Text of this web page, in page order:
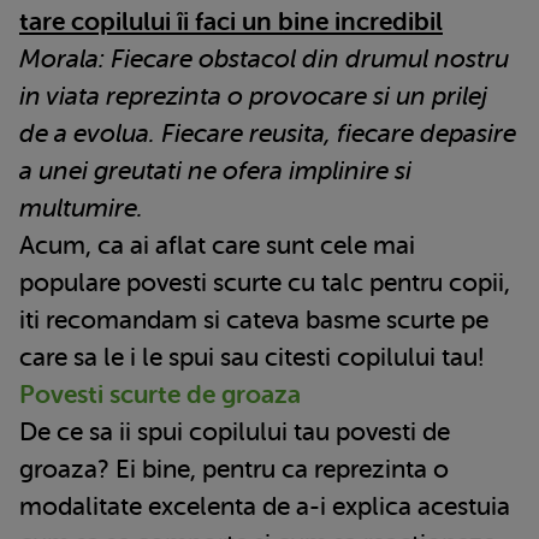
tare copilului îi faci un bine incredibil
Morala: Fiecare obstacol din drumul nostru
in viata reprezinta o provocare si un prilej
de a evolua. Fiecare reusita, fiecare depasire
a unei greutati ne ofera implinire si
multumire.
Acum, ca ai aflat care sunt cele mai
populare povesti scurte cu talc pentru copii,
iti recomandam si cateva basme scurte pe
care sa le i le spui sau citesti copilului tau!
Povesti scurte de groaza
De ce sa ii spui copilului tau povesti de
groaza? Ei bine, pentru ca reprezinta o
modalitate excelenta de a-i explica acestuia